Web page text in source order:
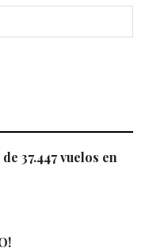
37.447 vuelos en